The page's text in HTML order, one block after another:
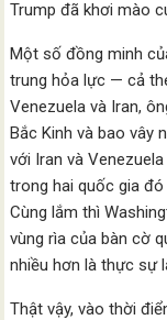
Trump đã khơi mào
Một số đồng minh
trung hỏa lực — cả
Venezuela và Iran,
Bắc Kinh và bao vây
với Iran và
trong hai quốc gia
Cùng lắm thì
vùng rìa của bàn cờ
nhiều hơn là thực sự
Thật vậy, vào thời